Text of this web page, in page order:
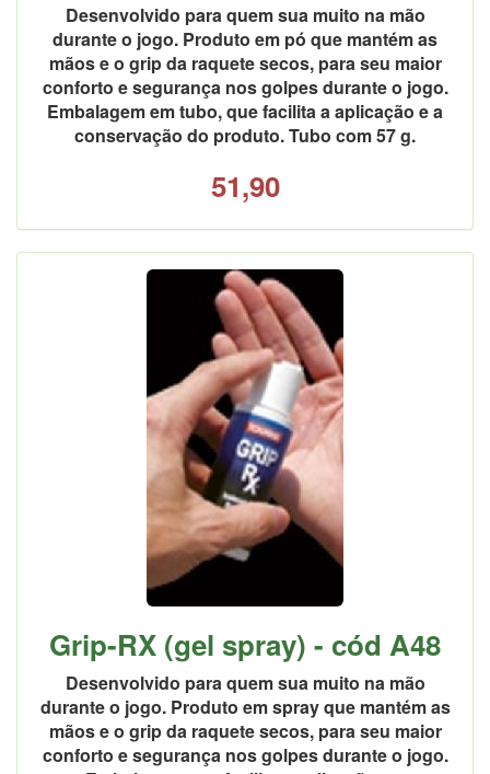
Desenvolvido para quem sua muito na mão
durante o jogo. Produto em pó que mantém as
mãos e o grip da raquete secos, para seu maior
conforto e segurança nos golpes durante o jogo.
Embalagem em tubo, que facilita a aplicação e a
conservação do produto. Tubo com 57 g.
51,90
Grip-RX (gel spray) - cód A48
Desenvolvido para quem sua muito na mão
durante o jogo. Produto em spray que mantém as
mãos e o grip da raquete secos, para seu maior
conforto e segurança nos golpes durante o jogo.